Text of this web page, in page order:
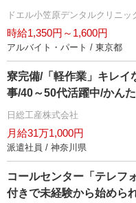
ドエル小笠原デンタルクリニッ
時給1,350円～1,600円
アルバイト・パート / 東京都
寮完備/「軽作業」キレイ
事/40～50代活躍中/かん
日総工産株式会社
月給31万1,000円
派遣社員 / 神奈川県
コールセンター「テレフ
付きで未経験から始めら